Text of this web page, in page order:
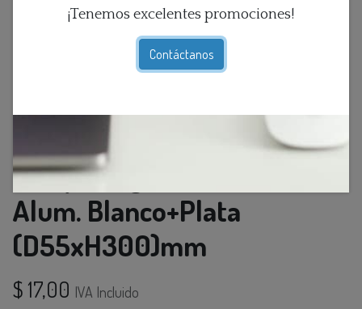
¡Tenemos excelentes promociones!
Contáctanos
Lamp. Colg. 1L GU10 Tubular
Alum. Blanco+Plata
(D55xH300)mm
$ 17,00 IVA Incluido